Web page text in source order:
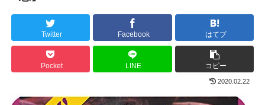
Twitter Facebook はてブ
Pocket LINE コピー
2020.02.22